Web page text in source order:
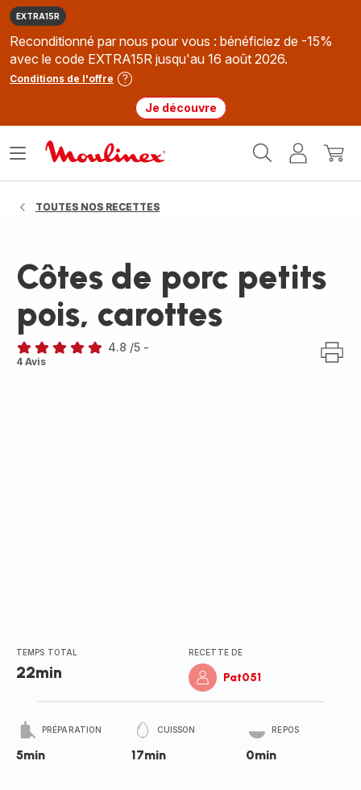
EXTRA15R
Reconditionné par nous pour vous : bénéficiez de -15%
avec le code EXTRA15R jusqu'au 16 août 2026.
Conditions de l'offre
Je découvre
MonMon
Ouvrir
TOUTES NOS RECETTES
Côtes de porc petits
pois, carottes
ratings.4.8
4.8 /5 -
4 Avis
TEMPS TOTAL
22min
RECETTE DE
Pat051
PRÉPARATION
5min
CUISSON
17min
REPOS
0min